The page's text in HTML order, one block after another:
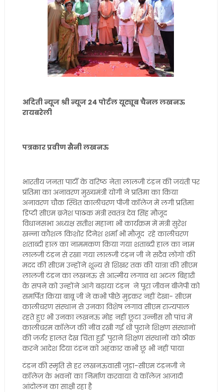
अदिती न्यूज श्री न्यूज 24 पोर्टल यूट्यूब चैनल लखनऊ
रायबरेली
पत्रकार प्रवीण सैनी लखनऊ
भारतीय जनता पार्टी के वरिष्ठ नेता लालजी टंडन की जयंती पर
प्रतिमा का अनावरण मुख्यमंत्री योगी ने प्रतिमा का किया
अनावरण चौक स्थित कालीचरण पीजी कॉलेज में लगी प्रतिमा
डिप्टी सीएम ब्रजेश पाठक मंत्री स्वतंत्र देव सिंह मौजूद
विधानसभा अध्यक्ष सतीश महाना भी कार्यक्रम में मंत्री सुरेश
खन्ना कौशल किशोर दिनेश शर्मा भी मौजूद रहे कालीचरण
शताब्दी हाल का नाममकण किया गया शताब्दी हाल का नाम
लालजी टंडन से रखा गया लालजी टंडन जी ने सदैव लोगों की
मदद की सीएम उन्होंने शून्य से शिखर तक की यात्रा की सीएम
लालजी टंडन का लखनऊ से आत्मीय लगाव था अटल बिहारी
के सपने को उन्होंने आगे बढ़ाया टंडन ने पूरा जीवन बीजेपी को
समर्पित किया बाबू जी ने कभी पीछे मुड़कर नहीं देखा- सीएम
कालीचरण संस्थान से उनका विशेष लगाव सीएम राज्यपाल
रहते हुए भी उनका लखनऊ मोह नहीं छूटा उन्नीस सौ पांच में
कालीचरम कॉलेज की नींव रखी गई थी पुराने शिक्षण संस्थानों
की जर्जर हालत देख चिंता हुई' पुराने शिक्षण संस्थानों को ठीक
करने आदेश दिया टंडन को अहंकार कभी छू भी नहीं पाया
टंडन की स्मृति से हर लखनऊवासी जुड़ा-सीएम टंडनजी ने
कॉलेज़ के भवनों का निर्माण करवाया ये कॉलेज़ आजादी
आंदोलन का साक्षी रहा है